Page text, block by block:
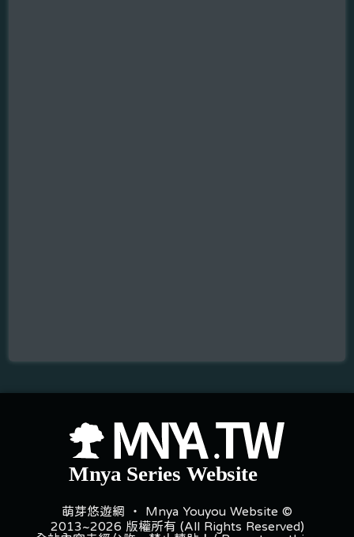
萌芽悠遊網 ‧ Mnya Youyou Website ©
2013~2026 版權所有 (All Rights Reserved)